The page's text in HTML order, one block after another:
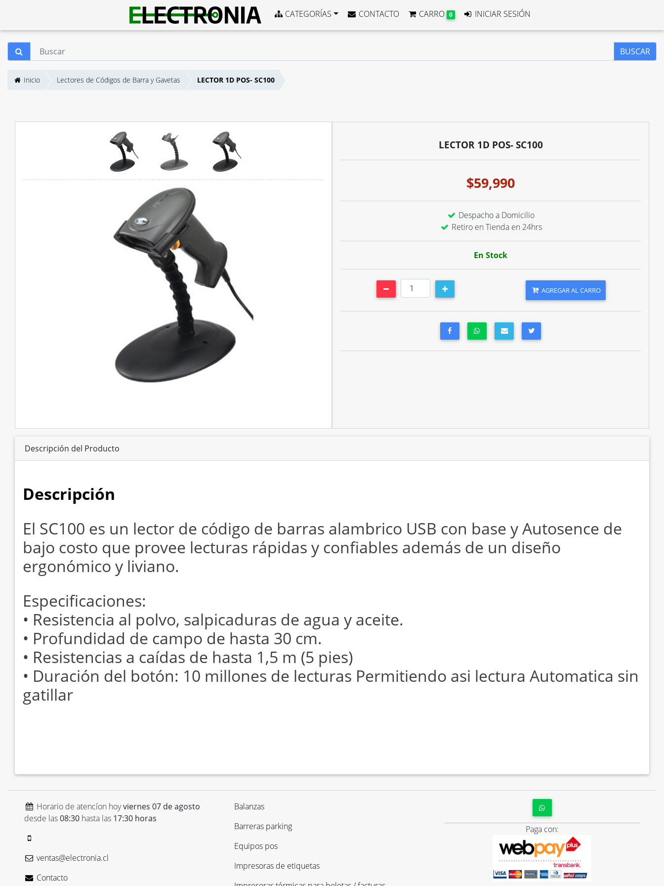
CATEGORÍAS CONTACTO CARRO 0 INICIAR SESIÓN
BUSCAR
Inicio Lectores de Códigos de Barra y Gavetas LECTOR 1D POS- SC100
LECTOR 1D POS- SC100
$59,990
Despacho a Domicilio
Retiro en Tienda en 24hrs
En Stock
AGREGAR AL CARRO
Descripción del Producto
Descripción
El SC100 es un lector de código de barras alambrico USB con base y Autosence de
bajo costo que provee lecturas rápidas y confiables además de un diseño
ergonómico y liviano.
Especificaciones:
• Resistencia al polvo, salpicaduras de agua y aceite.
• Profundidad de campo de hasta 30 cm.
• Resistencias a caídas de hasta 1,5 m (5 pies)
• Duración del botón: 10 millones de lecturas Permitiendo asi lectura Automatica sin
gatillar
Horario de atencíon hoyviernes 07 de agosto
desde las08:30 hasta las 17:30 horas
ventas@electronia.cl
Contacto
Balanzas
Barreras parking
Equipos pos
Impresoras de etiquetas
Paga con: